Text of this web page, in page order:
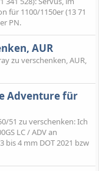
für 1100/1150er (13 71
PN.
AUR
zu verschenken, AUR,
Adventure für
51 zu verschenken: Ich
LC / ADV an
bis 4 mm DOT 2021 bzw